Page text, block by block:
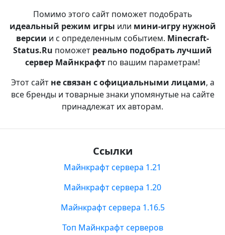
Помимо этого сайт поможет подобрать
идеальный режим игры или мини-игру нужной
версии и с определенным событием. Minecraft-
Status.Ru поможет реально подобрать лучший
сервер Майнкрафт по вашим параметрам!
Этот сайт не связан с официальными лицами, а
все бренды и товарные знаки упомянутые на сайте
принадлежат их авторам.
Ссылки
Майнкрафт сервера 1.21
Майнкрафт сервера 1.20
Майнкрафт сервера 1.16.5
Топ Майнкрафт серверов